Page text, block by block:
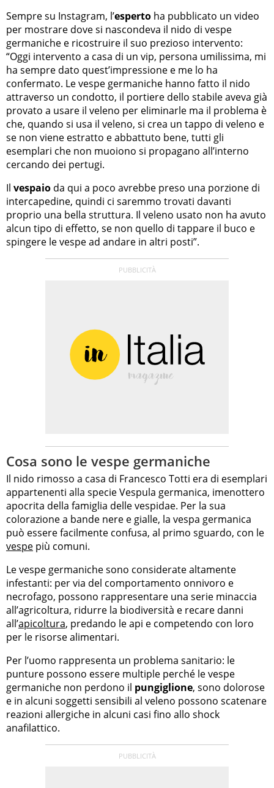
Sempre su Instagram, l’esperto ha pubblicato un video
per mostrare dove si nascondeva il nido di vespe
germaniche e ricostruire il suo prezioso intervento:
“Oggi intervento a casa di un vip, persona umilissima, mi
ha sempre dato quest’impressione e me lo ha
confermato. Le vespe germaniche hanno fatto il nido
attraverso un condotto, il portiere dello stabile aveva già
provato a usare il veleno per eliminarle ma il problema è
che, quando si usa il veleno, si crea un tappo di veleno e
se non viene estratto e abbattuto bene, tutti gli
esemplari che non muoiono si propagano all’interno
cercando dei pertugi.
Il vespaio da qui a poco avrebbe preso una porzione di
intercapedine, quindi ci saremmo trovati davanti
proprio una bella struttura. Il veleno usato non ha avuto
alcun tipo di effetto, se non quello di tappare il buco e
spingere le vespe ad andare in altri posti”.
Cosa sono le vespe germaniche
Il nido rimosso a casa di Francesco Totti era di esemplari
appartenenti alla specie Vespula germanica, imenottero
apocrita della famiglia delle vespidae. Per la sua
colorazione a bande nere e gialle, la vespa germanica
può essere facilmente confusa, al primo sguardo, con le
vespe più comuni.
Le vespe germaniche sono considerate altamente
infestanti: per via del comportamento onnivoro e
necrofago, possono rappresentare una serie minaccia
all’agricoltura, ridurre la biodiversità e recare danni
all’apicoltura, predando le api e competendo con loro
per le risorse alimentari.
Per l’uomo rappresenta un problema sanitario: le
punture possono essere multiple perché le vespe
germaniche non perdono il pungiglione, sono dolorose
e in alcuni soggetti sensibili al veleno possono scatenare
reazioni allergiche in alcuni casi fino allo shock
anafilattico.